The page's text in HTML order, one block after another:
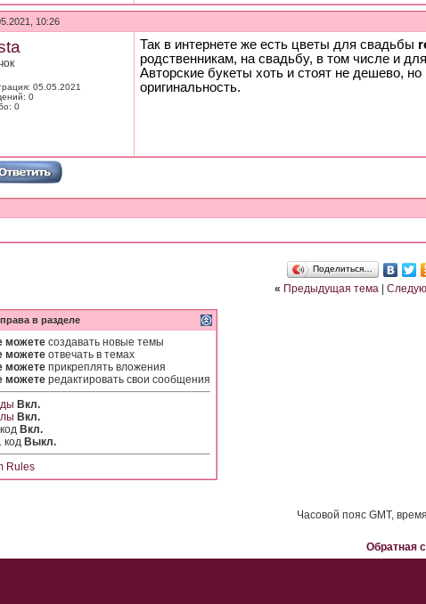
10:26
05.05.2021
0
0
Так в интернете же есть цветы для свадьбы
родственникам, на свадьбу, в том числе и
Авторские букеты хоть и стоят не дешево,
оригинальность.
Поделиться…
« Предыдущая тема
в разделе
можете создавать новые темы
можете отвечать в темах
можете прикреплять вложения
можете редактировать свои сообщения
Вкл.
Вкл.
код Вкл.
код Выкл.
Rules
Часовой пояс GMT,
Обратная